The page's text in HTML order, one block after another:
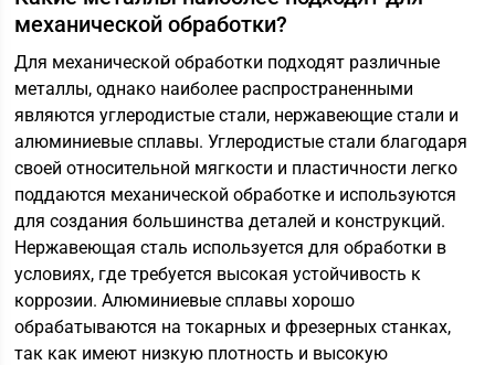
механической обработки?
Для механической обработки подходят различные
металлы, однако наиболее распространенными
являются углеродистые стали, нержавеющие стали и
алюминиевые сплавы. Углеродистые стали благодаря
своей относительной мягкости и пластичности легко
поддаются механической обработке и используются
для создания большинства деталей и конструкций.
Нержавеющая сталь используется для обработки в
условиях, где требуется высокая устойчивость к
коррозии. Алюминиевые сплавы хорошо
обрабатываются на токарных и фрезерных станках,
так как имеют низкую плотность и высокую